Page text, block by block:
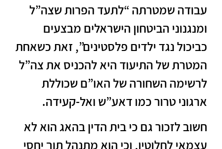
עבודה שמטרתה “לתעד הפרות שצה”ל
ומנגנוני הביטחון הישראלים מבצעים
כביכול נגד ילדים פלסטינים”, זאת כשאחת
המטרת של התיעוד היא להכניס את צה”ל
לרשימה השחורה של האו”ם שכוללת
ארגוני טרור כמו דאע”ש ואל-קעידה.
חשוב לזכור גם כי בית הדין בהאג הוא לא
עצמאי לחלוטין, וכי הוא מתנהל תוך יחסי